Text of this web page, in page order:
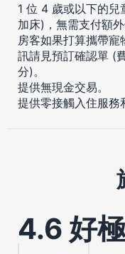
1 位 4 歲或以下的兒
加床)，無需支付額外
房客如果打算攜帶
訊請見預訂確認單 (
分)。
提供無現金交易。
提供零接觸入住服務
4.6 好